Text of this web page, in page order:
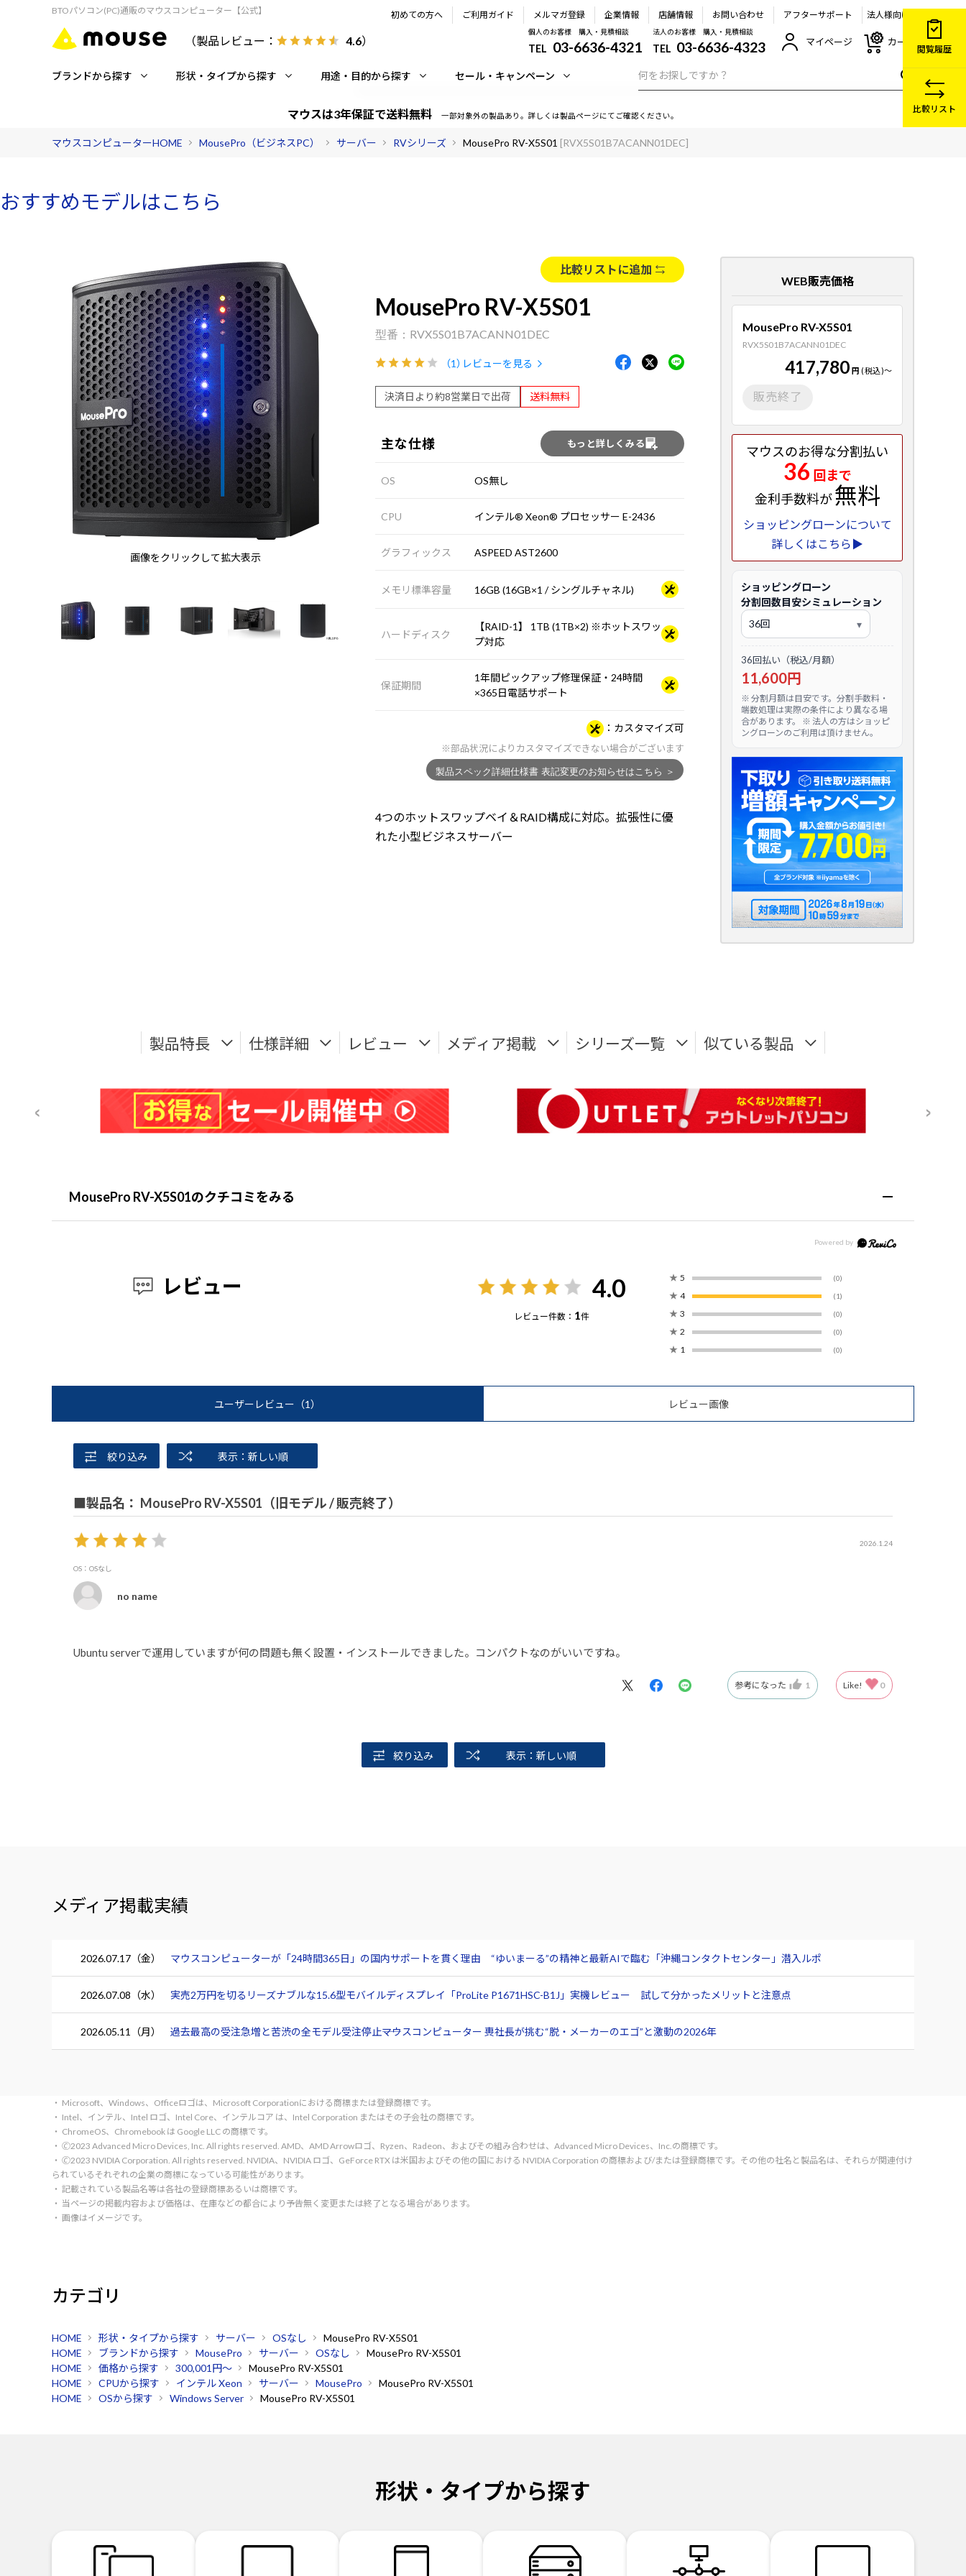
BTOパソコン(PC)通販のマウスコンピューター【公式】
（製品レビュー： 4.6）
初めての方へ ご利用ガイド メルマガ登録 企業情報 店舗情報 お問い合わせ アフターサポート 法人様向け
個人のお客様 購入・見積相談
TEL 03-6636-4321
法人のお客様 購入・見積相談
TEL 03-6636-4323 マイページ カート
ブランドから探す 形状・タイプから探す 用途・目的から探す セール・キャンペーン
マウスは3年保証で送料無料 一部対象外の製品あり。詳しくは製品ページにてご確認ください。
マウスコンピューターHOME MousePro（ビジネスPC） サーバー RVシリーズ MousePro RV-X5S01 [RVX5S01B7ACANN01DEC]
おすすめモデルはこちら
画像をクリックして拡大表示
比較リストに追加
MousePro RV-X5S01
RVX5S01B7ACANN01DEC
（1）レビューを見る
決済日より約8営業日で出荷 送料無料
主な仕様 もっと詳しくみる
OS OS無し
CPU インテル® Xeon® プロセッサー E-2436
グラフィックス ASPEED AST2600
メモリ標準容量 16GB (16GB×1 / シングルチャネル)
ハードディスク
【RAID-1】 1TB (1TB×2) ※ホットスワッ
プ対応
保証期間
1年間ピックアップ修理保証・24時間
×365日電話サポート
カスタマイズ可
※部品状況によりカスタマイズできない場合がございます
4つのホットスワップベイ＆RAID構成に対応。拡張性に優
れた小型ビジネスサーバー
WEB販売価格
MousePro RV-X5S01
RVX5S01B7ACANN01DEC
417,780 円 (税込)～
販売終了
マウスのお得な分割払い
36 回まで
金利手数料が無料
ショッピングローンについて
詳しくはこちら▶
ショッピングローン
分割回数目安シミュレーション
36回払い（税込/月額）
11,600円
※ 分割月額は目安です。分割手数料・
端数処理は実際の条件により異なる場
合があります。 ※ 法人の方はショッピ
ングローンのご利用は頂けません。
製品特長 仕様詳細 レビュー メディア掲載 シリーズ一覧 似ている製品
MousePro RV-X5S01のクチコミをみる
レビュー 4.0
レビュー件数： 1件
★ 5 (0)
★ 4 (1)
★ 3 (0)
★ 2 (0)
★ 1 (0)
ユーザーレビュー （1） レビュー画像
絞り込み 表示：新しい順
■製品名： MousePro RV-X5S01（旧モデル / 販売終了）
2026.1.24
OS：OSなし
no name
Ubuntu serverで運用していますが何の問題も無く設置・インストールできました。コンパクトなのがいいですね。
参考になった 1 Like! 0
絞り込み 表示：新しい順
メディア掲載実績
2026.07.17（金） マウスコンピューターが「24時間365日」の国内サポートを貫く理由 “ゆいまーる”の精神と最新AIで臨む「沖縄コンタクトセンター」潜入ルポ
2026.07.08（水） 実売2万円を切るリーズナブルな15.6型モバイルディスプレイ「ProLite P1671HSC-B1J」実機レビュー 試して分かったメリットと注意点
2026.05.11（月） 過去最高の受注急増と苦渋の全モデル受注停止――マウスコンピューター 軣社長が挑む“脱・メーカーのエゴ”と激動の2026年
・ Microsoft、Windows、Officeロゴは、Microsoft Corporationにおける商標または登録商標です。
・ Intel、インテル、Intel ロゴ、Intel Core、インテルコア は、Intel Corporation またはその子会社の商標です。
・ ChromeOS、Chromebook は Google LLC の商標です。
・ 🄫2023 Advanced Micro Devices, Inc. All rights reserved. AMD、AMD Arrowロゴ、Ryzen、Radeon、およびその組み合わせは、Advanced Micro Devices、Inc.の商標です。
・ 🄫2023 NVIDIA Corporation. All rights reserved. NVIDIA、NVIDIA ロゴ、GeForce RTX は米国およびその他の国における NVIDIA Corporation の商標および/または登録商標です。その他の社名と製品名は、それらが関連付け
られているそれぞれの企業の商標になっている可能性があります。
・ 記載されている製品名等は各社の登録商標あるいは商標です。
・ 当ページの掲載内容および価格は、在庫などの都合により予告無く変更または終了となる場合があります。
・ 画像はイメージです。
カテゴリ
HOME 形状・タイプから探す サーバー OSなし
MousePro RV-X5S01
HOME
ブランドから探す MousePro サーバー OSなし
MousePro RV-X5S01
HOME
価格から探す 300,001円～
MousePro RV-X5S01
HOME
CPUから探す インテル Xeon サーバー MousePro
MousePro RV-X5S01
HOME
OSから探す Windows Server MousePro RV-X5S01
形状・タイプから探す
閲覧履歴
比較リスト